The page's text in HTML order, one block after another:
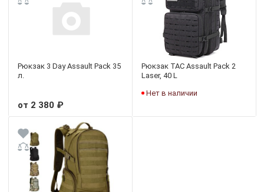
Рюкзак 3 Day Assault Pack 35
л.
от 2 380 ₽
Рюкзак TAC Assault Pack 2
Laser, 40 L
Нет в наличии